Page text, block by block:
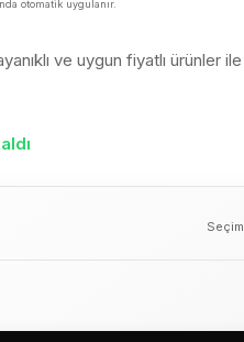
otomatik uygulanır.
ve uygun fiyatlı ürünler ile